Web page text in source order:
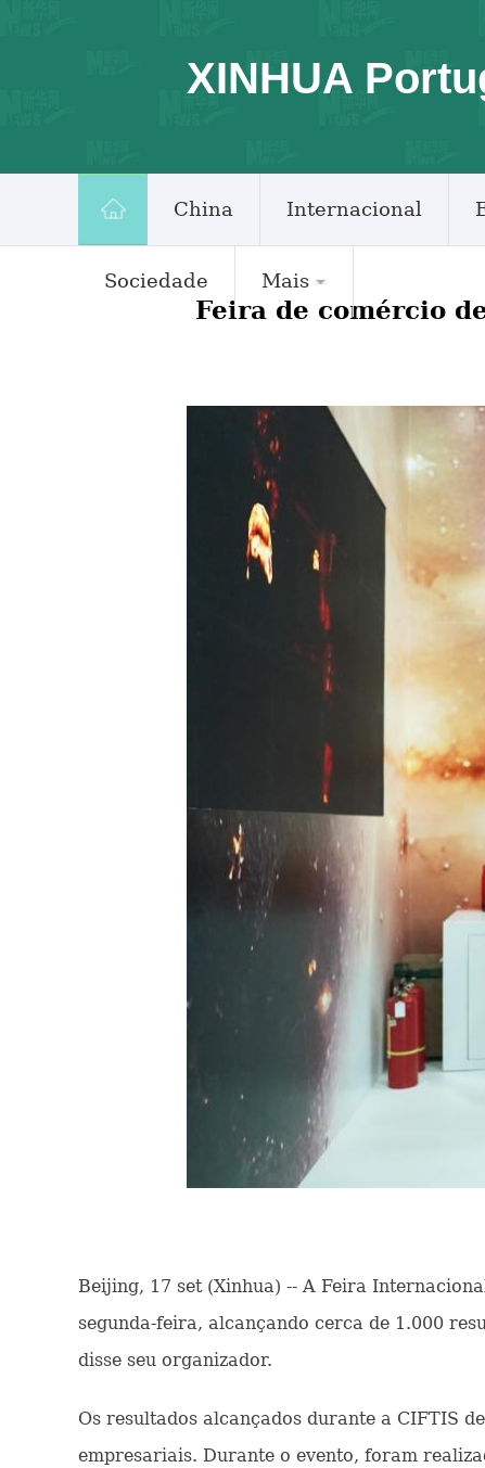
XINHUA
China Internacional
Sociedade Mais
Feira de comércio
Beijing, 17 set (Xinhua) -- A Feira
segunda-feira, alcançando cerca de 1.000
disse seu organizador.
Os resultados alcançados durante a CIFTIS
empresariais. Durante o evento, foram